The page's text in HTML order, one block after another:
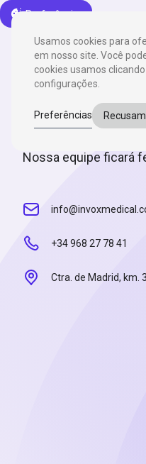
Usamos cookies para
em nosso site. Você
cookies usamos clicando
configurações.
Preferências Recusam
Preferências
Entre
Nossa equipe ficará
+34 968 27 78 41
Ctra. de Madrid, km.